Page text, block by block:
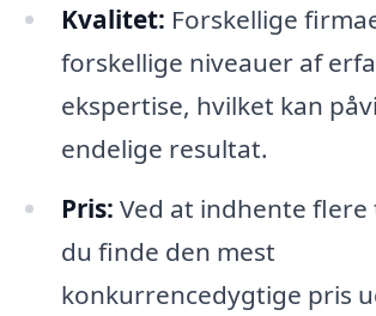
Kvalitet: Forskellige
forskellige niveauer af
ekspertise, hvilket kan
endelige resultat.
Pris: Ved at indhente flere
du finde den mest
konkurrencedygtige pris